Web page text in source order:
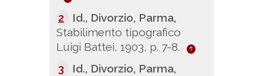
2
Id., Divorzio, Parma,
Stabilimento tipografico
Luigi Battei, 1903, p. 7-8.
3
Id., Divorzio, Parma,